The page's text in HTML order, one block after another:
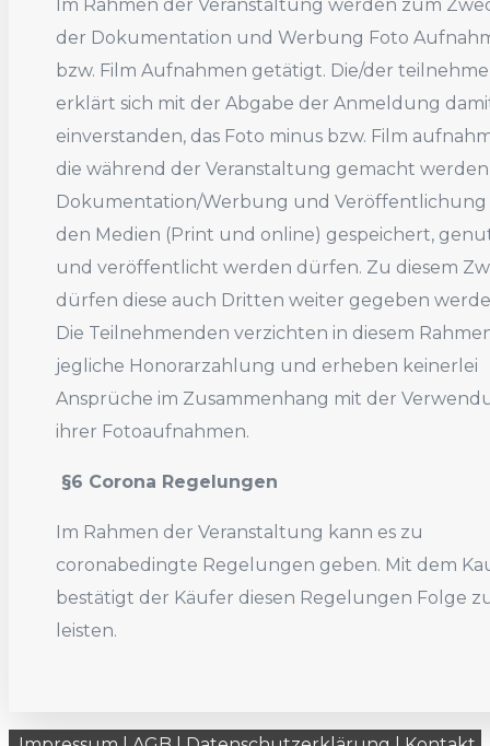
Im Rahmen der Veranstaltung werden zum
der Dokumentation und Werbung Foto
bzw. Film Aufnahmen getätigt. Die/der
erklärt sich mit der Abgabe der Anmeldung
einverstanden, das Foto minus bzw. Film
die während der Veranstaltung gemacht
Dokumentation/Werbung und Veröffentlichung
den Medien (Print und online) gespeichert,
und veröffentlicht werden dürfen. Zu diesem
dürfen diese auch Dritten weiter gegeben
Die Teilnehmenden verzichten in diesem
jegliche Honorarzahlung und erheben keinerlei
Ansprüche im Zusammenhang mit der
ihrer Fotoaufnahmen.
§6 Corona Regelungen
Im Rahmen der Veranstaltung kann es zu
coronabedingte Regelungen geben. Mit dem
bestätigt der Käufer diesen Regelungen Folge
leisten.